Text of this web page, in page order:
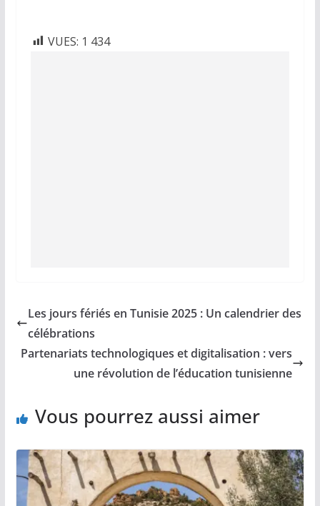
VUES: 1 434
Les jours fériés en Tunisie 2025 : Un calendrier des
célébrations
Partenariats technologiques et digitalisation : vers
une révolution de l’éducation tunisienne
Vous pourrez aussi aimer